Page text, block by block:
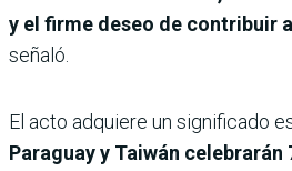
y el firme deseo de contribuir
señaló.
El acto adquiere un significado
Paraguay y Taiwán